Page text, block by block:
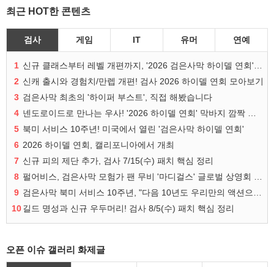
최근 HOT한 콘텐츠
검사 게임 IT 유머 연예
1
2 신캐 출시와 경험치/만렙 개편! 검사 2026 하이델 연회 모아보기
3 검은사막 최초의 '하이퍼 부스트', 직접 해봤습니다
4
5 북미 서비스 10주년! 미국에서 열린 '검은사막 하이델 연회'
6 2026 하이델 연회, 캘리포니아에서 개최
7 신규 피의 제단 추가, 검사 7/15(수) 패치 핵심 정리
8
9
10길드 명성과 신규 우두머리! 검사 8/5(수) 패치 핵심 정리
오픈 이슈 갤러리 화제글